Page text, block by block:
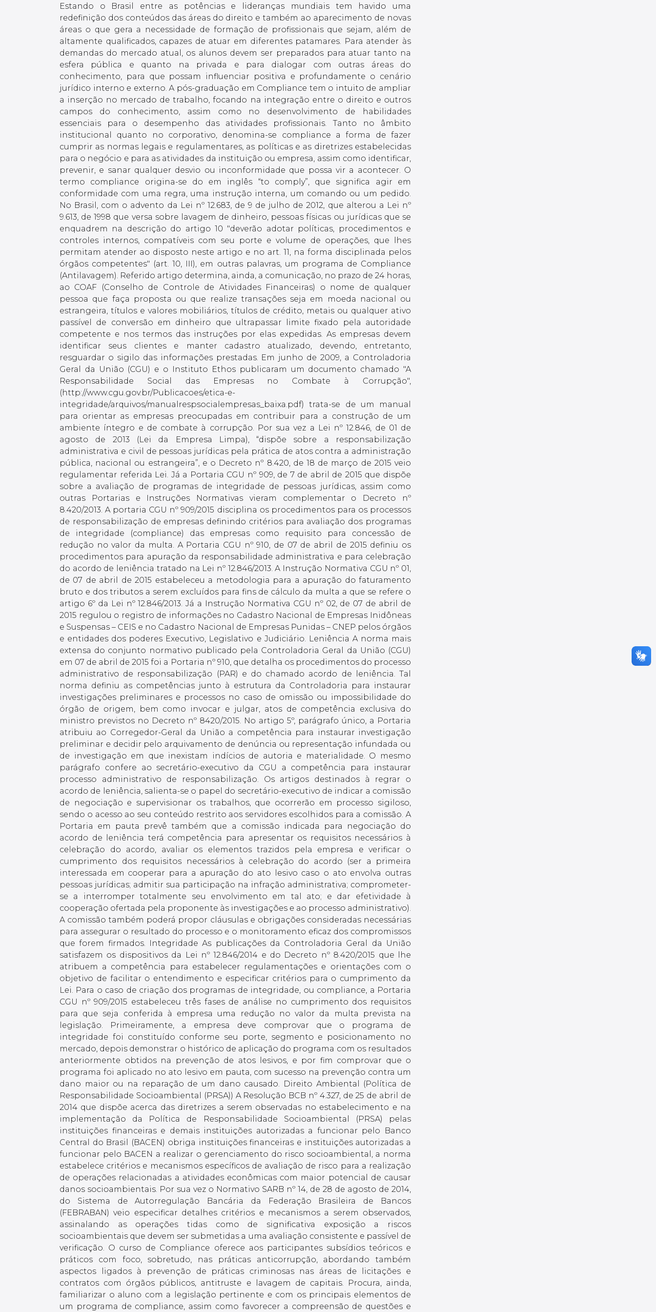
Estando o Brasil entre as potências e lideranças mundiais tem havido uma
redefinição dos conteúdos das áreas do direito e também ao aparecimento de novas
áreas o que gera a necessidade de formação de profissionais que sejam, além de
altamente qualificados, capazes de atuar em diferentes patamares. Para atender às
demandas do mercado atual, os alunos devem ser preparados para atuar tanto na
esfera pública e quanto na privada e para dialogar com outras áreas do
conhecimento, para que possam influenciar positiva e profundamente o cenário
jurídico interno e externo. A pós-graduação em Compliance tem o intuito de ampliar
a inserção no mercado de trabalho, focando na integração entre o direito e outros
campos do conhecimento, assim como no desenvolvimento de habilidades
essenciais para o desempenho das atividades profissionais. Tanto no âmbito
institucional quanto no corporativo, denomina-se compliance a forma de fazer
cumprir as normas legais e regulamentares, as políticas e as diretrizes estabelecidas
para o negócio e para as atividades da instituição ou empresa, assim como identificar,
prevenir, e sanar qualquer desvio ou inconformidade que possa vir a acontecer. O
termo compliance origina-se do em inglês “to comply”, que significa agir em
conformidade com uma regra, uma instrução interna, um comando ou um pedido.
No Brasil, com o advento da Lei nº 12.683, de 9 de julho de 2012, que alterou a Lei nº
9.613, de 1998 que versa sobre lavagem de dinheiro, pessoas físicas ou jurídicas que se
enquadrem na descrição do artigo 10 "deverão adotar políticas, procedimentos e
controles internos, compatíveis com seu porte e volume de operações, que lhes
permitam atender ao disposto neste artigo e no art. 11, na forma disciplinada pelos
órgãos competentes" (art. 10, III), em outras palavras, um programa de Compliance
(Antilavagem). Referido artigo determina, ainda, a comunicação, no prazo de 24 horas,
ao COAF (Conselho de Controle de Atividades Financeiras) o nome de qualquer
pessoa que faça proposta ou que realize transações seja em moeda nacional ou
estrangeira, títulos e valores mobiliários, títulos de crédito, metais ou qualquer ativo
passível de conversão em dinheiro que ultrapassar limite fixado pela autoridade
competente e nos termos das instruções por elas expedidas. As empresas devem
identificar seus clientes e manter cadastro atualizado, devendo, entretanto,
resguardar o sigilo das informações prestadas. Em junho de 2009, a Controladoria
Geral da União (CGU) e o Instituto Ethos publicaram um documento chamado "A
Responsabilidade Social das Empresas no Combate à Corrupção",
(http://www.cgu.gov.br/Publicacoes/etica-e-
integridade/arquivos/manualrespsocialempresas_baixa.pdf) trata-se de um manual
para orientar as empresas preocupadas em contribuir para a construção de um
ambiente íntegro e de combate à corrupção. Por sua vez a Lei nº 12.846, de 01 de
agosto de 2013 (Lei da Empresa Limpa), “dispõe sobre a responsabilização
administrativa e civil de pessoas jurídicas pela prática de atos contra a administração
pública, nacional ou estrangeira”, e o Decreto nº 8.420, de 18 de março de 2015 veio
regulamentar referida Lei. Já a Portaria CGU nº 909, de 7 de abril de 2015 que dispõe
sobre a avaliação de programas de integridade de pessoas jurídicas, assim como
outras Portarias e Instruções Normativas vieram complementar o Decreto nº
8.420/2013. A portaria CGU nº 909/2015 disciplina os procedimentos para os processos
de responsabilização de empresas definindo critérios para avaliação dos programas
de integridade (compliance) das empresas como requisito para concessão de
redução no valor da multa. A Portaria CGU nº 910, de 07 de abril de 2015 definiu os
procedimentos para apuração da responsabilidade administrativa e para celebração
do acordo de leniência tratado na Lei nº 12.846/2013. A Instrução Normativa CGU nº 01,
de 07 de abril de 2015 estabeleceu a metodologia para a apuração do faturamento
bruto e dos tributos a serem excluídos para fins de cálculo da multa a que se refere o
artigo 6º da Lei nº 12.846/2013. Já a Instrução Normativa CGU nº 02, de 07 de abril de
2015 regulou o registro de informações no Cadastro Nacional de Empresas Inidôneas
e Suspensas – CEIS e no Cadastro Nacional de Empresas Punidas – CNEP pelos órgãos
e entidades dos poderes Executivo, Legislativo e Judiciário. Leniência A norma mais
extensa do conjunto normativo publicado pela Controladoria Geral da União (CGU)
em 07 de abril de 2015 foi a Portaria nº 910, que detalha os procedimentos do processo
administrativo de responsabilização (PAR) e do chamado acordo de leniência. Tal
norma definiu as competências junto à estrutura da Controladoria para instaurar
investigações preliminares e processos no caso de omissão ou impossibilidade do
órgão de origem, bem como invocar e julgar, atos de competência exclusiva do
ministro previstos no Decreto nº 8420/2015. No artigo 5º, parágrafo único, a Portaria
atribuiu ao Corregedor-Geral da União a competência para instaurar investigação
preliminar e decidir pelo arquivamento de denúncia ou representação infundada ou
de investigação em que inexistam indícios de autoria e materialidade. O mesmo
parágrafo confere ao secretário-executivo da CGU a competência para instaurar
processo administrativo de responsabilização. Os artigos destinados à regrar o
acordo de leniência, salienta-se o papel do secretário-executivo de indicar a comissão
de negociação e supervisionar os trabalhos, que ocorrerão em processo sigiloso,
sendo o acesso ao seu conteúdo restrito aos servidores escolhidos para a comissão. A
Portaria em pauta prevê também que a comissão indicada para negociação do
acordo de leniência terá competência para apresentar os requisitos necessários à
celebração do acordo, avaliar os elementos trazidos pela empresa e verificar o
cumprimento dos requisitos necessários à celebração do acordo (ser a primeira
interessada em cooperar para a apuração do ato lesivo caso o ato envolva outras
pessoas jurídicas; admitir sua participação na infração administrativa; comprometer-
se a interromper totalmente seu envolvimento em tal ato; e dar efetividade à
cooperação ofertada pela proponente às investigações e ao processo administrativo).
A comissão também poderá propor cláusulas e obrigações consideradas necessárias
para assegurar o resultado do processo e o monitoramento eficaz dos compromissos
que forem firmados. Integridade As publicações da Controladoria Geral da União
satisfazem os dispositivos da Lei nº 12.846/2014 e do Decreto nº 8.420/2015 que lhe
atribuem a competência para estabelecer regulamentações e orientações com o
objetivo de facilitar o entendimento e especificar critérios para o cumprimento da
Lei. Para o caso de criação dos programas de integridade, ou compliance, a Portaria
CGU nº 909/2015 estabeleceu três fases de análise no cumprimento dos requisitos
para que seja conferida à empresa uma redução no valor da multa prevista na
legislação. Primeiramente, a empresa deve comprovar que o programa de
integridade foi constituído conforme seu porte, segmento e posicionamento no
mercado, depois demonstrar o histórico de aplicação do programa com os resultados
anteriormente obtidos na prevenção de atos lesivos, e por fim comprovar que o
programa foi aplicado no ato lesivo em pauta, com sucesso na prevenção contra um
dano maior ou na reparação de um dano causado. Direito Ambiental (Política de
Responsabilidade Socioambiental (PRSA)) A Resolução BCB nº 4.327, de 25 de abril de
2014 que dispõe acerca das diretrizes a serem observadas no estabelecimento e na
implementação da Política de Responsabilidade Socioambiental (PRSA) pelas
instituições financeiras e demais instituições autorizadas a funcionar pelo Banco
Central do Brasil (BACEN) obriga instituições financeiras e instituições autorizadas a
funcionar pelo BACEN a realizar o gerenciamento do risco socioambiental, a norma
estabelece critérios e mecanismos específicos de avaliação de risco para a realização
de operações relacionadas a atividades econômicas com maior potencial de causar
danos socioambientais. Por sua vez o Normativo SARB nº 14, de 28 de agosto de 2014,
do Sistema de Autorregulação Bancária da Federação Brasileira de Bancos
(FEBRABAN) veio especificar detalhes critérios e mecanismos a serem observados,
assinalando as operações tidas como de significativa exposição a riscos
socioambientais que devem ser submetidas a uma avaliação consistente e passível de
verificação. O curso de Compliance oferece aos participantes subsídios teóricos e
práticos com foco, sobretudo, nas práticas anticorrupção, abordando também
aspectos ligados à prevenção de práticas criminosas nas áreas de licitações e
contratos com órgãos públicos, antitruste e lavagem de capitais. Procura, ainda,
familiarizar o aluno com a legislação pertinente e com os principais elementos de
um programa de compliance, assim como favorecer a compreensão de questões e